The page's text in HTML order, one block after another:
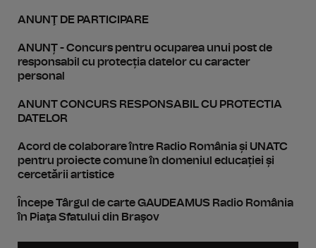
ANUNŢ DE PARTICIPARE
ANUNȚ - Concurs pentru ocuparea unui post de
responsabil cu protecția datelor cu caracter
personal
ANUNT CONCURS RESPONSABIL CU PROTECTIA
DATELOR
Acord de colaborare între Radio România și UNATC
pentru proiecte comune în domeniul educației și
cercetării artistice
Începe Târgul de carte GAUDEAMUS Radio România
în Piaţa Sfatului din Braşov